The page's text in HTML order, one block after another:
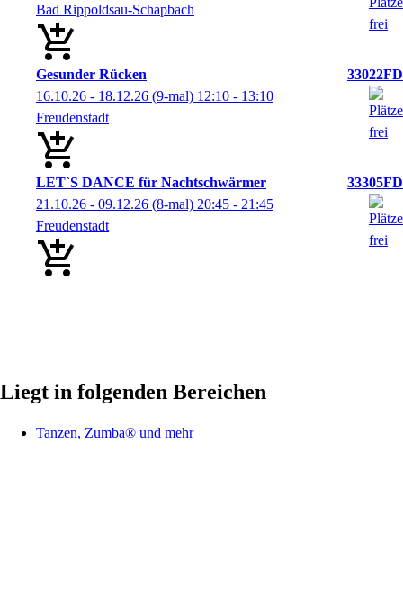
Bad Rippoldsau-Schapbach
Gesunder Rücken
33022FD
16.10.26 - 18.12.26 (9-mal) 12:10 - 13:10
Freudenstadt
LET`S DANCE für Nachtschwärmer
33305FD
21.10.26 - 09.12.26 (8-mal) 20:45 - 21:45
Freudenstadt
Liegt in folgenden Bereichen
Tanzen, Zumba® und mehr